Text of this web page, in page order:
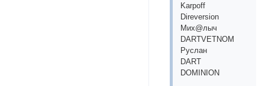
Karpoff
Direversion
Мих@лыч
DARTVETNOM
Руслан
DART
DOMINION